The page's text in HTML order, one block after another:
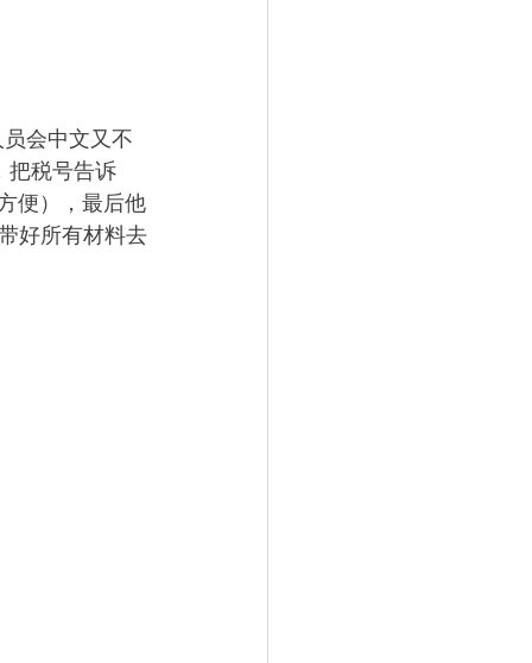
会中文又不
把税号告诉
便），最后他
好所有材料去